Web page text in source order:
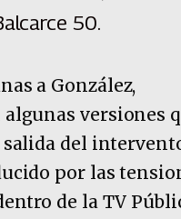
50.
a González,
versiones
del
por las
de la TV